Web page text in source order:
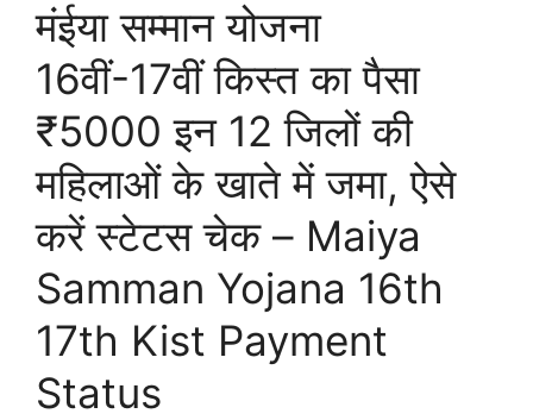
मंईया सम्मान योजना
16वीं-17वीं किस्त का पैसा
₹5000 इन 12 जिलों की
महिलाओं के खाते में जमा, ऐसे
करें स्टेटस चेक – Maiya
Samman Yojana 16th
17th Kist Payment
Status